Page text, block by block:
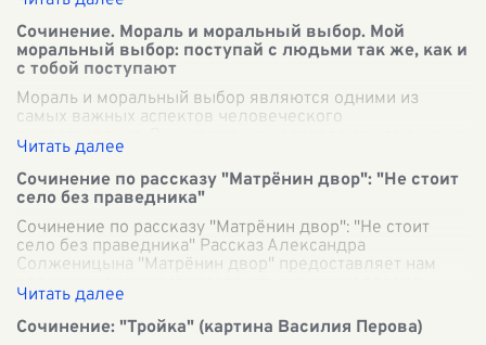
Сочинение. Мораль и моральный выбор. Мой
моральный выбор: поступай с людьми так же, как и
с тобой поступают
Мораль и моральный выбор являются одними из
самых важных аспектов человеческого
существования. Они не только направляют нас в наших
действиях, но и формируют наше понимание справед
Сочинение по рассказу "Матрёнин двор": "Не стоит
село без праведника"
Сочинение по рассказу "Матрёнин двор": "Не стоит
село без праведника" Рассказ Александра
Солженицына "Матрёнин двор" предоставляет нам
редкую возможность заглянуть в душу человека
Сочинение: "Тройка" (картина Василия Перова)